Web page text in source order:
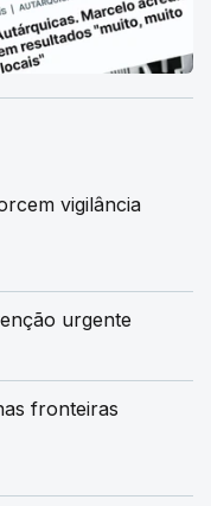
vigilância
urgente
fronteiras